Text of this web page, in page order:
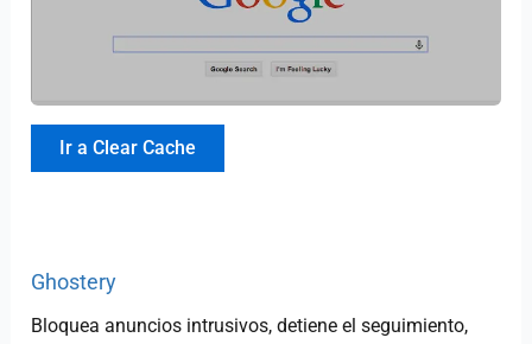
Ir a Clear Cache
Ghostery
Bloquea anuncios intrusivos, detiene el seguimiento,